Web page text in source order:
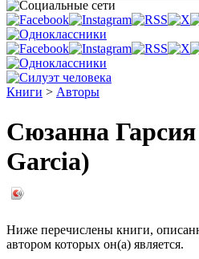
Книги > Авторы
Сюзанна
Garcia)
Ниже перечислены книги,
автором которых он(а) является.